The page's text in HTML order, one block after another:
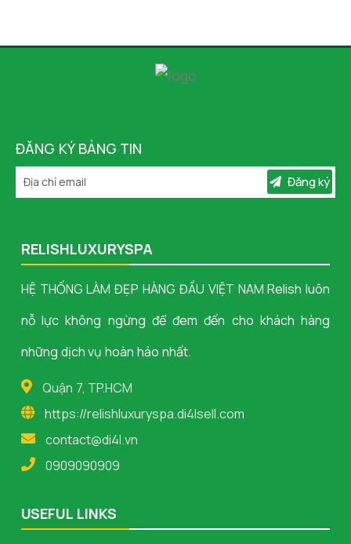
ĐĂNG KÝ BẢNG TIN
Đăng ký
RELISHLUXURYSPA
HỆ THỐNG LÀM ĐẸP HÀNG ĐẦU VIỆT NAM Relish luôn
nỗ lực không ngừng để đem đến cho khách hàng
những dịch vụ hoàn hảo nhất.
Quận 7, TP.HCM
https://relishluxuryspa.di4lsell.com
contact@di4l.vn
0909090909
USEFUL LINKS